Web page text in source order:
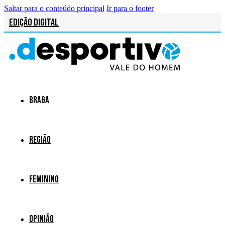
Saltar para o conteúdo principal Ir para o footer
Edição Digital
Braga
Região
Feminino
Opinião